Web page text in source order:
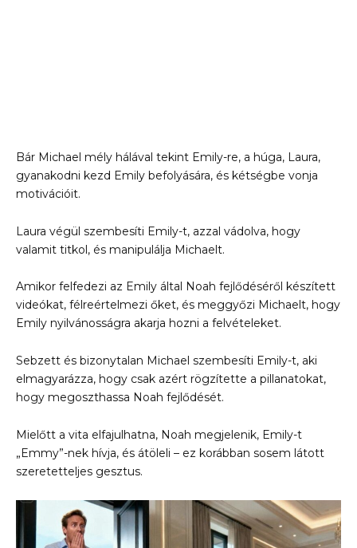
Bár Michael mély hálával tekint Emily-re, a húga, Laura,
gyanakodni kezd Emily befolyására, és kétségbe vonja
motivációit.
Laura végül szembesíti Emily-t, azzal vádolva, hogy
valamit titkol, és manipulálja Michaelt.
Amikor felfedezi az Emily által Noah fejlődéséről készített
videókat, félreértelmezi őket, és meggyőzi Michaelt, hogy
Emily nyilvánosságra akarja hozni a felvételeket.
Sebzett és bizonytalan Michael szembesíti Emily-t, aki
elmagyarázza, hogy csak azért rögzítette a pillanatokat,
hogy megoszthassa Noah fejlődését.
Mielőtt a vita elfajulhatna, Noah megjelenik, Emily-t
„Emmy”-nek hívja, és átöleli – ez korábban sosem látott
szeretetteljes gesztus.